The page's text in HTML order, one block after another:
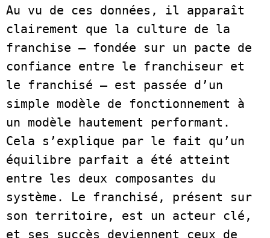
Au vu de ces données, il apparaît
clairement que la culture de la
franchise – fondée sur un pacte de
confiance entre le franchiseur et
le franchisé – est passée d’un
simple modèle de fonctionnement à
un modèle hautement performant.
Cela s’explique par le fait qu’un
équilibre parfait a été atteint
entre les deux composantes du
système. Le franchisé, présent sur
son territoire, est un acteur clé,
et ses succès deviennent ceux de